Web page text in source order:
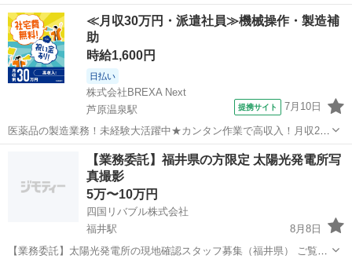
お金ない人には生活支援金、 携帯ない人にはレンタル、 住む場所がな
い方には 即日入寮可能案件をご紹介♪ もし、できない場合は ...
福井 大野市 倉庫 漫画
≪月収30万円・派遣社員≫機械操作・製造補
助
時給1,600円
日払い
株式会社BREXA Next
芦原温泉駅
提携サイト 7月10日
医薬品の製造業務！未経験大活躍中★カンタン作業で高収入！月収29
万円以上可◎社会保険完備！備品付きワンルーム寮完備！日払い制度
あり♪食堂あり◎《福井県あわら市》 人気の工場のお仕事 ◇医薬品の
製造オペレーター◇ 【具体的...
あわら市 芦原温泉駅 その他
【業務委託】福井県の方限定 太陽光発電所写
真撮影
5万〜10万円
四国リバブル株式会社
福井駅
8月8日
【業務委託】太陽光発電所の現地確認スタッフ募集（福井県） ご覧い